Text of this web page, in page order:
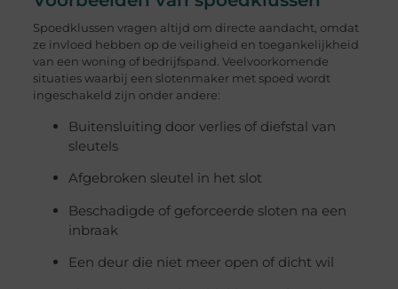
Spoedklussen vragen altijd om directe aandacht, omdat
ze invloed hebben op de veiligheid en toegankelijkheid
van een woning of bedrijfspand. Veelvoorkomende
situaties waarbij een slotenmaker met spoed wordt
ingeschakeld zijn onder andere:
Buitensluiting door verlies of diefstal van
sleutels
Afgebroken sleutel in het slot
Beschadigde of geforceerde sloten na een
inbraak
Een deur die niet meer open of dicht wil